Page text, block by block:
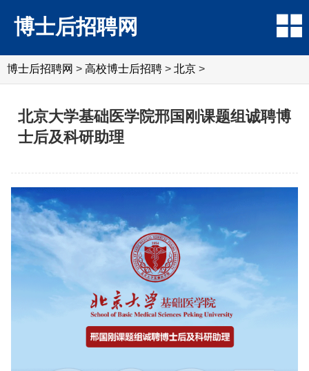
博士后招聘网
博士后招聘网 > 高校博士后招聘 > 北京 >
北京大学基础医学院邢国刚课题组诚聘博
士后及科研助理